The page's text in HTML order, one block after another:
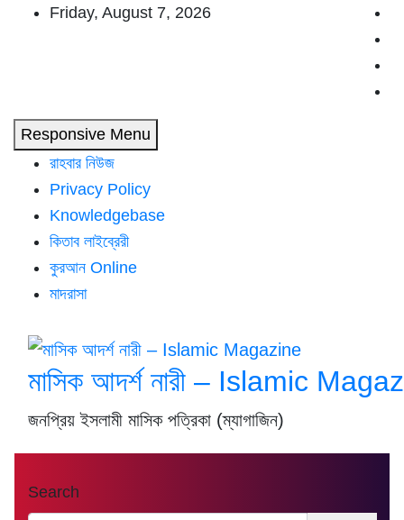
Friday, August 7, 2026
Responsive Menu
রাহবার নিউজ
Privacy Policy
Knowledgebase
কিতাব লাইব্রেরী
কুরআন Online
মাদরাসা
মাসিক আদর্শ নারী – Islamic
জনপ্রিয় ইসলামী মাসিক পত্রিকা (ম্যাগাজিন)
Search